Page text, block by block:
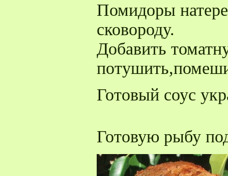
Помидоры
сковороду.
Добавить
Готовый соус
Готовую рыбу